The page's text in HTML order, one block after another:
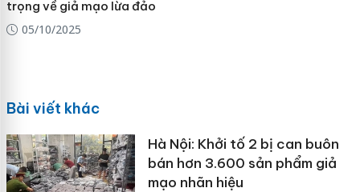
trọng về giả mạo lừa đảo
05/10/2025
Bài viết khác
Hà Nội: Khởi tố 2 bị can buôn
bán hơn 3.600 sản phẩm giả
mạo nhãn hiệu